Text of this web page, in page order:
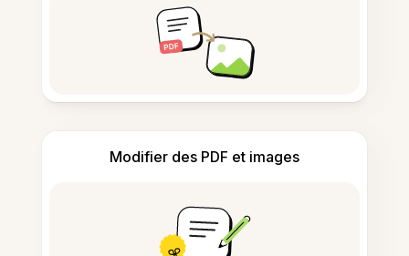
Modifier des PDF et images